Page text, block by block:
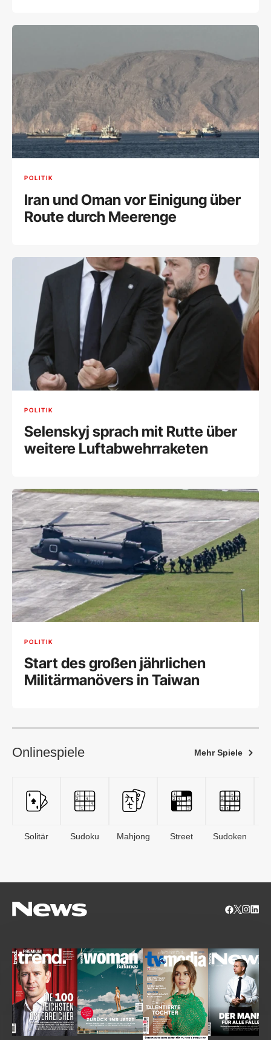
POLITIK
Iran und Oman vor Einigung über
Route durch Meerenge
POLITIK
Selenskyj sprach mit Rutte über
weitere Luftabwehrraketen
POLITIK
Start des großen jährlichen
Militärmanövers in Taiwan
Onlinespiele Mehr Spiele
Solitär Sudoku Mahjong Street Sudoken